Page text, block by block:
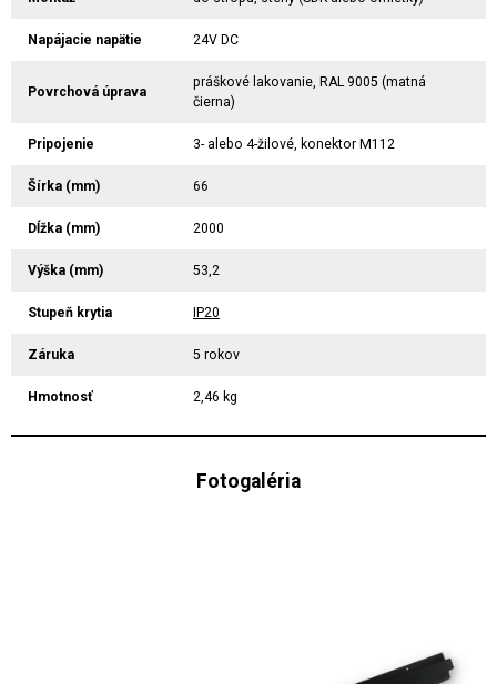
Napájacie napätie 24V DC
Povrchová úprava
práškové lakovanie, RAL 9005 (matná
čierna)
Pripojenie 3- alebo 4-žilové, konektor M112
Šírka (mm) 66
Dĺžka (mm) 2000
Výška (mm) 53,2
Stupeň krytia IP20
Záruka 5 rokov
Hmotnosť 2,46 kg
Fotogaléria